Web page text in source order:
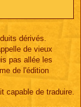
dérivés.
de vieux
pas allée les
de l'édition
capable de traduire.